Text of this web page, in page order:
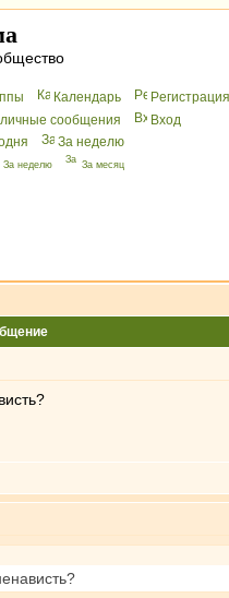
Календарь
Peгиcтрaция
сообщения
Вхoд
За неделю
За неделю За месяц